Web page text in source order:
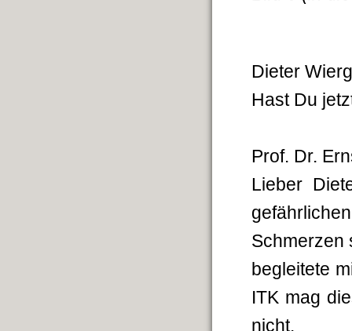
Dieter
Hast Du
Prof. Dr.
Lieber
Schmerzen
begleitete
ITK mag
nicht.